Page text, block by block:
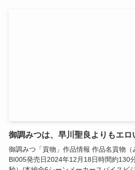
御調みつは、早川聖良よりもエロ
御調みつ「貢物」作品情報 作品名貢物
BI005発売日2024年12月18日時間約130